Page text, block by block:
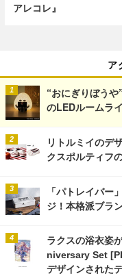
アレコレ』
ア
“おにぎりぼう
のLEDルームラ
リトルミイのデ
クスポルティフ
「パトレイバー
ジ！本格派ブラ
ラクスの浴衣姿
niversary Set
デザインされた